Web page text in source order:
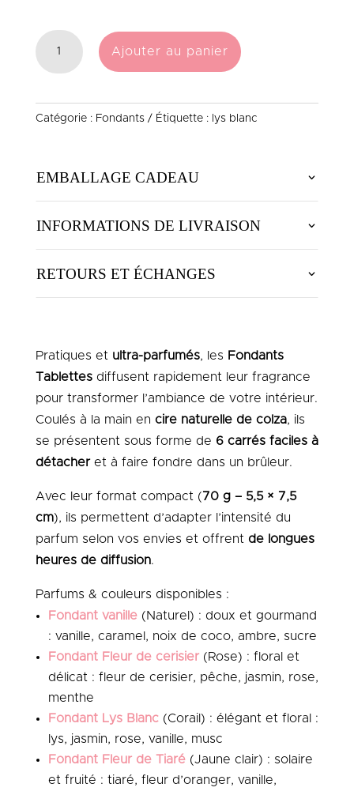
QUANTITÉ
DE
LYS
BLANC
Ajouter au panier
Catégorie : Fondants Étiquette : lys blanc
EMBALLAGE CADEAU
INFORMATIONS DE LIVRAISON
RETOURS ET ÉCHANGES
Pratiques et ultra-parfumés, les Fondants
Tablettesdiffusent rapidement leur fragrance
pour transformer l’ambiance de votre intérieur.
Coulés à la main en cire naturelle de colza, ils
se présentent sous forme de 6 carrés faciles à
détacheret à faire fondre dans un brûleur.
Avec leur format compact (70 g – 5,5 × 7,5
cm), ils permettent d’adapter l’intensité du
parfum selon vos envies et offrent de longues
heures de diffusion.
Parfums & couleurs disponibles :
Fondant vanille(Naturel) : doux et gourmand
: vanille, caramel, noix de coco, ambre, sucre
Fondant Fleur de cerisier (Rose) : floral et
délicat : fleur de cerisier, pêche, jasmin, rose,
menthe
Fondant Lys Blanc (Corail) : élégant et floral :
lys, jasmin, rose, vanille, musc
Fondant Fleur de Tiaré (Jaune clair) : solaire
et fruité : tiaré, fleur d’oranger, vanille,